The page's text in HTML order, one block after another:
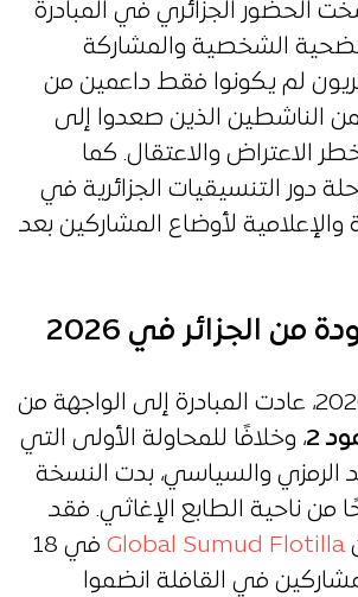
الحضور الجزائري في المبادرة
الشخصية والمشاركة
لم يكونوا فقط داعمين من
الناشطين الذين صعدوا إلى
الاعتراض والاعتقال. كما
دور التنسيقيات الجزائرية في
والإعلامية لأوضاع المشاركين بعد
في بداية ماي 2026، عادت المبادرة إلى الواجهة من
2
، وخلافًا للمحاولة الأولى التي
الرمزي والسياسي، بدت النسخة
من ناحية الطابع الإغاثي. فقد
Global Sumud Flotilla
في 18
أن المشاركين في القافلة انضموا